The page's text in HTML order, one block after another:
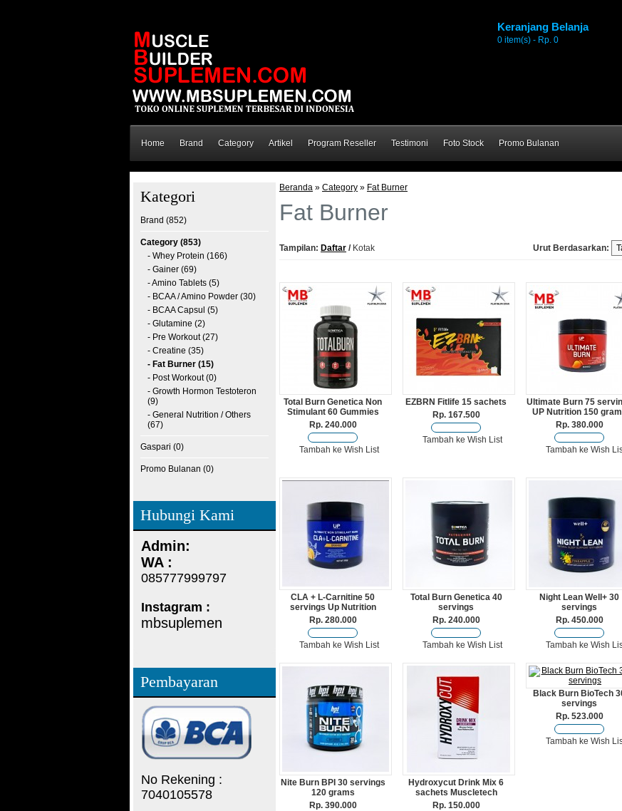
Keranjang Belanja
0 item(s) - Rp. 0
Home Brand Category Artikel Program Reseller Testimoni Foto Stock Promo Bulanan
Kategori
Brand (852)
Category (853)
- Whey Protein (166)
- Gainer (69)
- Amino Tablets (5)
- BCAA / Amino Powder (30)
- BCAA Capsul (5)
- Glutamine (2)
- Pre Workout (27)
- Creatine (35)
- Fat Burner (15)
- Post Workout (0)
- Growth Hormon Testoteron
(9)
- General Nutrition / Others
(67)
Gaspari (0)
Promo Bulanan (0)
Hubungi Kami
Admin:
WA :
085777999797
Instagram :
mbsuplemen
Pembayaran
No Rekening :
7040105578
Beranda » Category » Fat Burner
Fat Burner
Tampilan: Daftar /Kotak Urut Berdasarkan:
Total Burn Genetica Non
Stimulant 60 Gummies
Rp. 240.000
Tambah ke Wish List
EZBRN Fitlife 15 sachets
Rp. 167.500
Tambah ke Wish List
Ultimate Burn 75
UP Nutrition 150
Rp. 380.000
Tambah ke Wish
CLA + L-Carnitine 50
servings Up Nutrition
Rp. 280.000
Tambah ke Wish List
Total Burn Genetica 40
servings
Rp. 240.000
Tambah ke Wish List
Night Lean Well+ 30
servings
Rp. 450.000
Tambah ke Wish
Nite Burn BPI 30 servings
120 grams
Rp. 390.000
Hydroxycut Drink Mix 6
sachets Muscletech
Rp. 150.000
Black Burn BioTech
servings
Rp. 523.000
Tambah ke Wish